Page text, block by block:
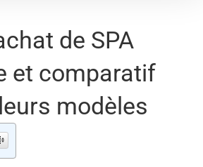
de SPA
et comparatif
modèles